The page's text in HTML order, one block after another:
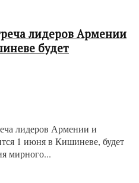
лидеров Армении
будет
лидеров Армении и
1 июня в Кишиневе, будет
мирного...